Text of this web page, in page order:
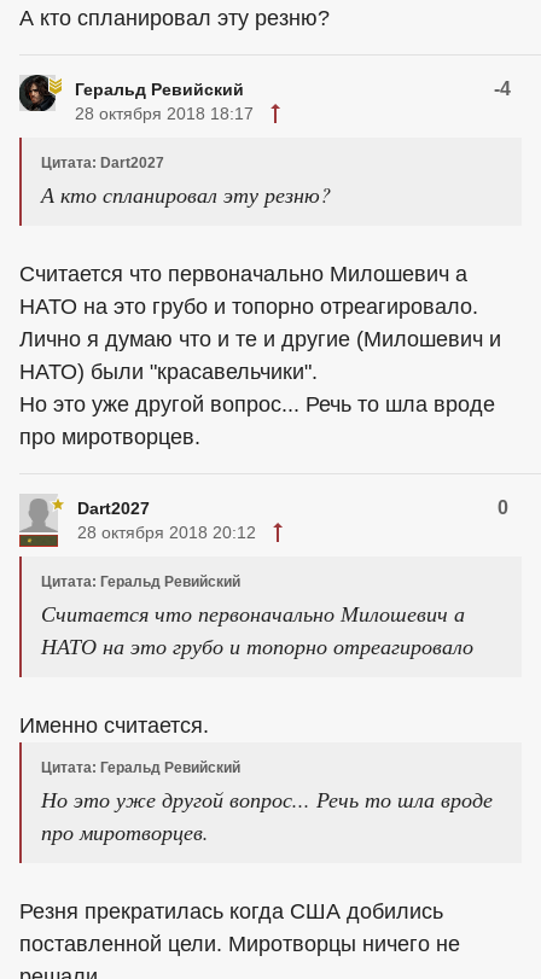
А кто спланировал эту резню?
Геральд Ревийский -4
28 октября 2018 18:17
Цитата: Dart2027
А кто спланировал эту резню?
Считается что первоначально Милошевич а
НАТО на это грубо и топорно отреагировало.
Лично я думаю что и те и другие (Милошевич и
НАТО) были "красавельчики".
Но это уже другой вопрос... Речь то шла вроде
про миротворцев.
Dart2027 0
28 октября 2018 20:12
Цитата: Геральд Ревийский
Считается что первоначально Милошевич а
НАТО на это грубо и топорно отреагировало
Именно считается.
Цитата: Геральд Ревийский
Но это уже другой вопрос... Речь то шла вроде
про миротворцев.
Резня прекратилась когда США добились
поставленной цели. Миротворцы ничего не